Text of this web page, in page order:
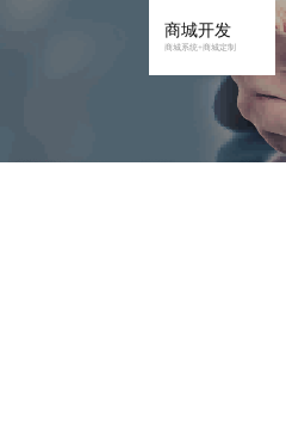
商城开发
商城系统+商城定制